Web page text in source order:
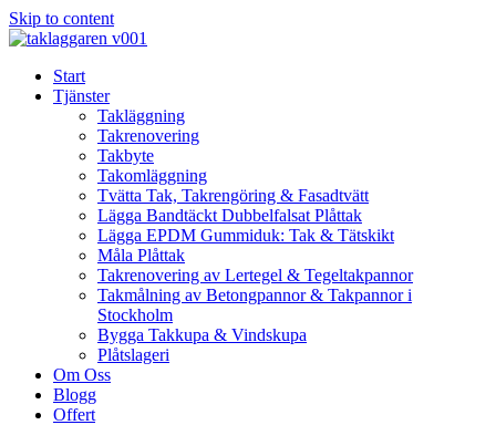
Skip to content
Start
Tjänster
Takläggning
Takrenovering
Takbyte
Takomläggning
Tvätta Tak, Takrengöring & Fasadtvätt
Lägga Bandtäckt Dubbelfalsat Plåttak
Lägga EPDM Gummiduk: Tak & Tätskikt
Måla Plåttak
Takrenovering av Lertegel & Tegeltakpannor
Takmålning av Betongpannor & Takpannor i
Stockholm
Bygga Takkupa & Vindskupa
Plåtslageri
Om Oss
Blogg
Offert